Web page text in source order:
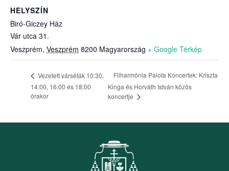
HELYSZÍN
Biró-Giczey Ház
Vár utca 31.
Veszprém, Veszprém 8200 Magyarország + Google Térkép
Vezetett várséták 10:30,
14:00, 16:00 és 18:00
órakor
Filharmónia Palota Koncertek: Kriszta
Kinga és Horváth István közös
koncertje